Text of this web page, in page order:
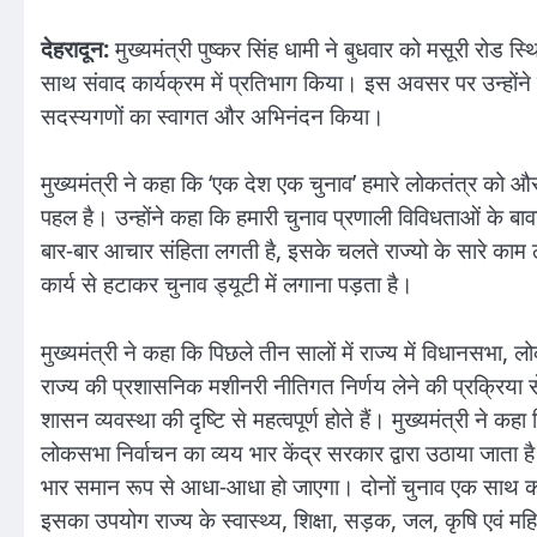
देहरादून:मुख्यमंत्री पुष्कर सिंह धामी ने बुधवार को मसूरी
साथ संवाद कार्यक्रम में प्रतिभाग किया। इस अवसर पर
सदस्यगणों का स्वागत और अभिनंदन किया।
मुख्यमंत्री ने कहा कि ‘एक देश एक चुनाव’ हमारे लोकतंत्र को
पहल है। उन्होंने कहा कि हमारी चुनाव प्रणाली विविधताओं
बार-बार आचार संहिता लगती है, इसके चलते राज्यो के सारे
कार्य से हटाकर चुनाव ड्यूटी में लगाना पड़ता है।
मुख्यमंत्री ने कहा कि पिछले तीन सालों में राज्य में
राज्य की प्रशासनिक मशीनरी नीतिगत निर्णय लेने की
शासन व्यवस्था की दृष्टि से महत्वपूर्ण होते हैं। मुख्यमंत्री ने कहा
लोकसभा निर्वाचन का व्यय भार केंद्र सरकार द्वारा उठाया
भार समान रूप से आधा-आधा हो जाएगा। दोनों चुनाव एक
इसका उपयोग राज्य के स्वास्थ्य, शिक्षा, सड़क, जल, कृषि एवं